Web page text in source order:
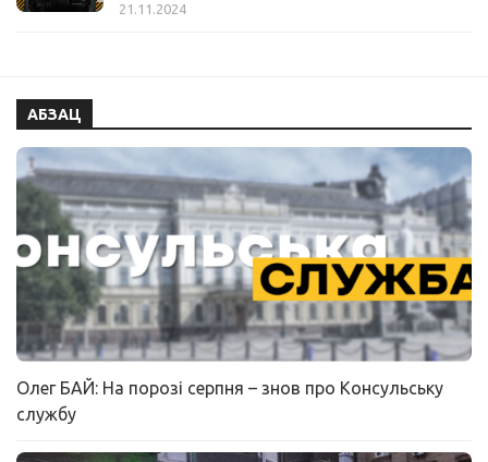
21.11.2024
АБЗАЦ
Олег БАЙ: На порозі серпня – знов про Консульську
службу